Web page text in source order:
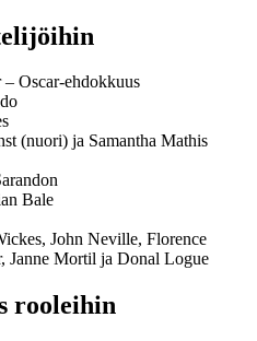
Oscar-ehdokkuus
(nuori) ja Samantha Mathis
Bale
John Neville, Florence
Janne Mortil ja Donal Logue
rooleihin